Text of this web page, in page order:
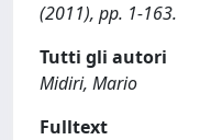
(2011), pp. 1-163.
Tutti gli autori
Midiri, Mario
Fulltext